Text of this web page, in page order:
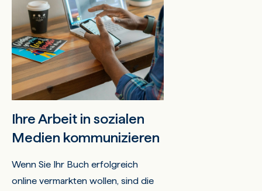
Ihre Arbeit in sozialen
Medien kommunizieren
Wenn Sie Ihr Buch erfolgreich
online vermarkten wollen, sind die